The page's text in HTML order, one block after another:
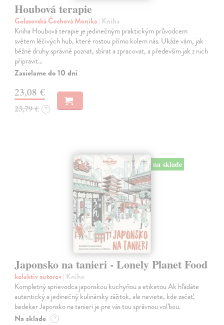
Houbová terapie
Golasovská Čechová Monika| Kniha
Kniha Houbová terapie je jedinečným praktickým průvodcem
světem léčivých hub, které rostou přímo kolem nás. Ukáže vám, jak
běžné druhy správně poznat, sbírat a zpracovat, a především jak z nich
připravit…
Zasielame do 10 dní
23,08 €
23,79 € ?
na sklade
Japonsko na tanieri - Lonely Planet Food
kolektív autorov| Kniha
Kompletný sprievodca japonskou kuchyňou a etiketou Ak hľadáte
autentický a jedinečný kulinársky zážitok, ale neviete, kde začať,
bedeker Japonsko na tanieri je pre vás tou správnou voľbou.
Na sklade ?